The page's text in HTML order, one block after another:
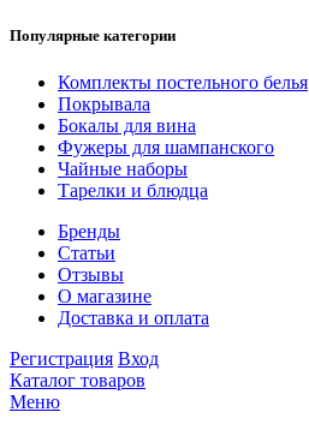
Популярные категории
Комплекты постельного белья
Покрывала
Бокалы для вина
Фужеры для шампанского
Чайные наборы
Тарелки и блюдца
Бренды
Статьи
Отзывы
О магазине
Доставка и оплата
Регистрация Вход
Каталог товаров
Меню